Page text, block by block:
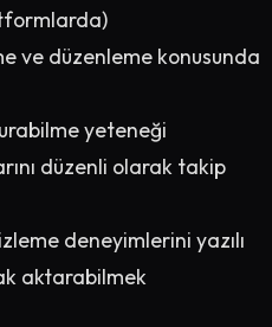
ve düzenleme konusunda
yeteneği
düzenli olarak takip
deneyimlerini yazılı
aktarabilmek